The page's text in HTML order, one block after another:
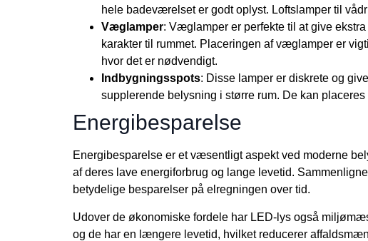
hele badeværelset er godt oplyst. Loftslamper til
Væglamper: Væglamper er perfekte til at give
karakter til rummet. Placeringen af væglamper er
hvor det er nødvendigt.
Indbygningsspots: Disse lamper er diskrete og
supplerende belysning i større rum. De kan
Energibesparelse
Energibesparelse er et væsentligt aspekt ved moderne
af deres lave energiforbrug og lange levetid.
betydelige besparelser på elregningen over tid.
Udover de økonomiske fordele har LED-lys også
og de har en længere levetid, hvilket reducerer